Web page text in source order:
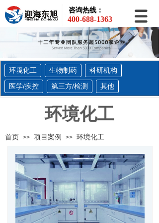
咨询热线：
400-688-1363
环境化工 生物制药
科研机构
医学/疾控
第三方/检测 其他
环境化工
首页 >> 项目案例 >> 环境化工